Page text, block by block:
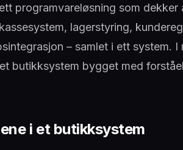
programvareløsning som
lagerstyring,
– samlet i ett system. I
butikksystem bygget med
i et butikksystem